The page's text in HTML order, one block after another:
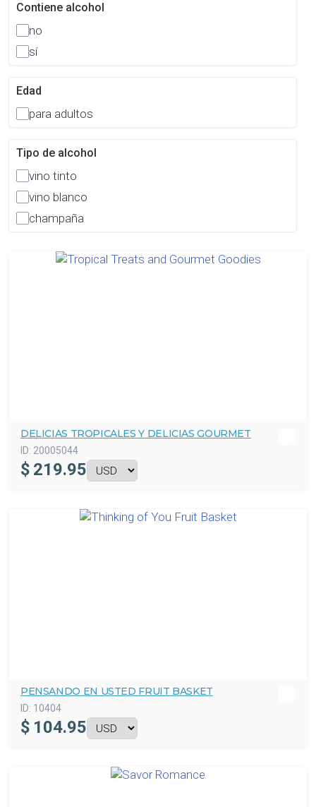
Contiene alcohol
no
sí
Edad
para adultos
Tipo de alcohol
vino tinto
vino blanco
champaña
DELICIAS TROPICALES Y DELICIAS GOURMET
ID: 20005044
$ 219.95
PENSANDO EN USTED FRUIT BASKET
ID: 10404
$ 104.95